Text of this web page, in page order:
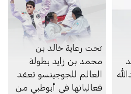
تحت رعاية خالد بن
محمد بن زايد بطولة
العالم للجوجيتسو تعقد
فعالياتها في أبوظبي من